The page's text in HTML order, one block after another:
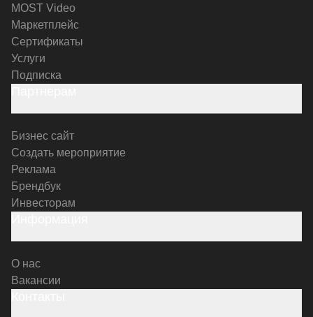
MOST Video
Маркетплейс
Сертификаты
Услуги
Подписка
Бизнес сайт
Создать мероприятие
Реклама
Брендбук
Инвесторам
О нас
Вакансии